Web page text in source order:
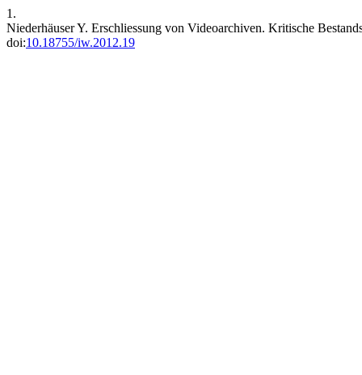
1.
Niederhäuser Y. Erschliessung von Videoarchiven. Kritische
doi:10.18755/iw.2012.19